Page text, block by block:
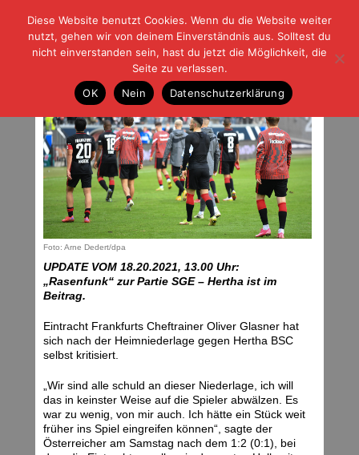
| | |BLOG-GFußball und der Rest
HOME|REGELN|IMPRESSUM |DATENSCHUTZ
Wieder einmal „zu wenig“
Sonntag, 17.10.21 | 06:36 Uhr
Foto: Arne Dedert/dpa
UPDATE VOM 18.20.2021, 13.00 Uhr:
„Rasenfunk“ zur Partie SGE – Hertha ist im
Beitrag.
Eintracht Frankfurts Cheftrainer Oliver Glasner hat
sich nach der Heimniederlage gegen Hertha BSC
selbst kritisiert.
„Wir sind alle schuld an dieser Niederlage, ich will
das in keinster Weise auf die Spieler abwälzen. Es
war zu wenig, von mir auch. Ich hätte ein Stück weit
früher ins Spiel eingreifen können“, sagte der
Österreicher am Samstag nach dem 1:2 (0:1), bei
Diese Website benutzt Cookies. Wenn du die Website weiter
nutzt, gehen wir von deinem Einverständnis aus. Solltest du
nicht einverstanden sein, hast du jetzt die Möglichkeit, die
Seite zu verlassen.
OK
Nein Datenschutzerklärung